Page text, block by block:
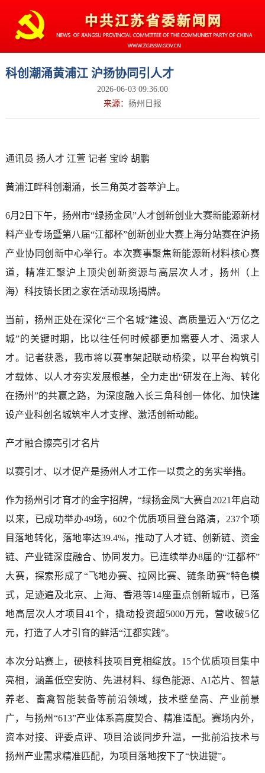
科创潮涌黄浦江 沪扬协同引人才
2026-06-03 09:36:00
来源： 扬州日报
通讯员 扬人才 江萱 记者 宝岭 胡鹏
黄浦江畔科创潮涌，长三角英才荟萃沪上。
6月2日下午，扬州市“绿扬金凤”人才创新创业大赛新能源新材
料产业专场暨第八届“江都杯”创新创业大赛上海分站赛在沪扬
产业协同创新中心举行。本次赛事聚焦新能源新材料核心赛
道，精准汇聚沪上顶尖创新资源与高层次人才，扬州（上
海）科技镇长团之家在活动现场揭牌。
当前，扬州正处在深化“三个名城”建设、高质量迈入“万亿之
城”的关键时期，比以往任何时候都更加需要人才、渴求人
才。记者获悉，我市将以赛事架起联动桥梁，以平台构筑引
才载体、以人才夯实发展根基，全力走出“研发在上海、转化
在扬州”的共赢之路，为深度融入长三角科创一体化、加快建
设产业科创名城筑牢人才支撑、激活创新动能。
产才融合擦亮引才名片
以赛引才、以才促产是扬州人才工作一以贯之的务实举措。
作为扬州引才育才的金字招牌，“绿扬金凤”大赛自2021年启动
以来，已成功举办49场，602个优质项目登台路演，237个项
目落地转化，落地率达39.4%，推动了人才链、创新链、资金
链、产业链深度融合、协同发力。已连续举办8届的“江都杯”
大赛，探索形成了“飞地办赛、拉网比赛、链条助赛”特色模
式，足迹遍及北京、上海、香港等14座重点创新城市，已落
地高层次人才项目41个，撬动投资超5000万元，营收破5亿
元，打造了人才引育的鲜活“江都实践”。
本次分站赛上，硬核科技项目竞相绽放。15个优质项目集中
亮相，涵盖低空安防、先进材料、绿色能源、AI芯片、智慧
养老、畜禽智能装备等前沿领域，技术壁垒高、产业前景
广，与扬州“613”产业体系高度契合、精准适配。赛场内外，
资本对接、评委点评、项目洽谈同步升温，一批前沿技术与
扬州产业需求精准匹配，为项目落地按下了“快进键”。